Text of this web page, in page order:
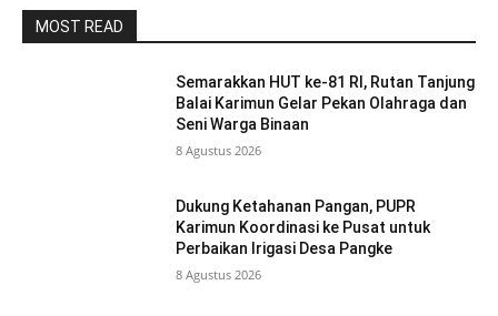
MOST READ
Semarakkan HUT ke-81 RI, Rutan Tanjung
Balai Karimun Gelar Pekan Olahraga dan
Seni Warga Binaan
8 Agustus 2026
Dukung Ketahanan Pangan, PUPR
Karimun Koordinasi ke Pusat untuk
Perbaikan Irigasi Desa Pangke
8 Agustus 2026